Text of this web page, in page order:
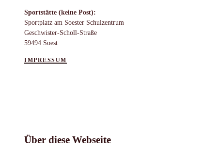
Sportstätte (keine Post):
Sportplatz am Soester Schulzentrum
Geschwister-Scholl-Straße
59494 Soest
IMPRESSUM
Über diese Webseite